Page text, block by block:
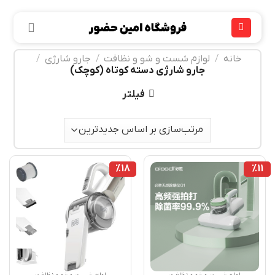
خانه
/ لوازم شست و شو و نظافت / جارو شارژی
/
جارو شارژی دسته کوتاه (کوچک)
فیلتر
%11
%18